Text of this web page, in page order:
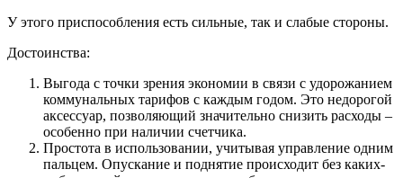
У этого приспособления есть сильные, так и слабые стороны.
Достоинства:
Выгода с точки зрения экономии в связи с удорожанием
коммунальных тарифов с каждым годом. Это недорогой
аксессуар, позволяющий значительно снизить расходы –
особенно при наличии счетчика.
Простота в использовании, учитывая управление одним
пальцем. Опускание и поднятие происходит без каких-